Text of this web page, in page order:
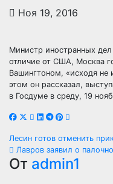
Ноя 19, 2016
Министр иностранных
отличие от США, Москва
Вашингтоном, «исходя не
этом он рассказал,
в Госдуме в среду, 19
Навигация
по
Лесин готов отменить
Лавров заявил о
От admin1